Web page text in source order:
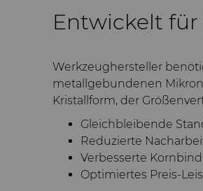
Entwickelt
Werkzeughersteller
metallgebundenen
Kristallform, der
Gleichbleibende
Reduzierte
Verbesserte
Optimiertes Preis-